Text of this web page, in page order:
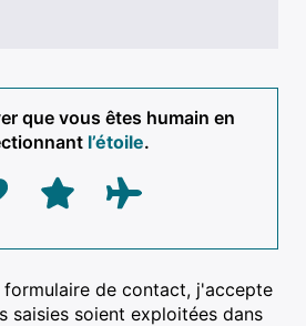
que vous êtes humain en
l’étoile.
formulaire de contact, j'accepte
saisies soient exploitées dans